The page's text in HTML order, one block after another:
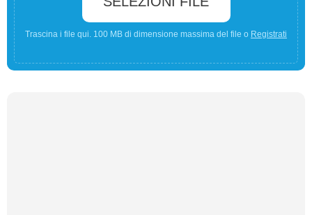
Trascina i file qui. 100 MB di dimensione massima del file o Registrati